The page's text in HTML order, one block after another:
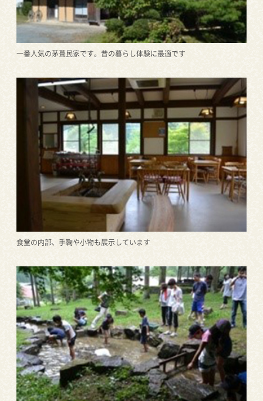
一番人気の茅葺民家です。昔の暮らし体験に最適です
食堂の内部、手鞠や小物も展示しています